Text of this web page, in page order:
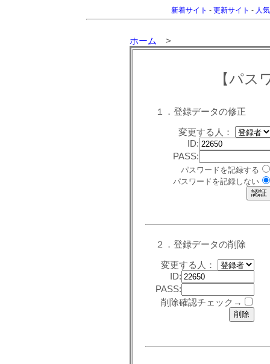
新着サイト - 更新サイト - 人
ホーム >
【パス
１．登録データの修正
変更する人：
ID:
PASS:
パスワードを記録する
パスワードを記録しない
２．登録データの削除
変更する人：
ID:
PASS:
削除確認チェック→